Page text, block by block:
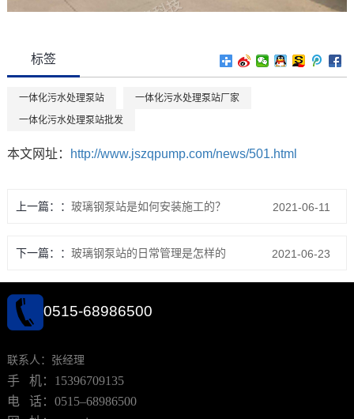
标签
一体化污水处理泵站
一体化污水处理泵站厂家
一体化污水处理泵站批发
本文网址： http://www.jszqpump.com/news/501.html
上一篇： 玻璃钢泵站是如何安装施工的？ 2021-06-11
下一篇： 玻璃钢泵站的日常管理是怎样的 2021-06-23
0515-68986500
联系人：张经理
手 机：15396709135
电 话：0515–68986500